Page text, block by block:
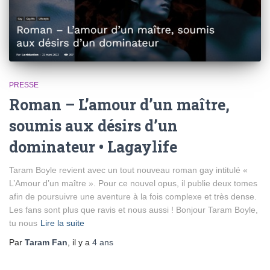
PRESSE
Roman – L’amour d’un maître,
soumis aux désirs d’un
dominateur • Lagaylife
Taram Boyle revient avec un tout nouveau roman gay intitulé «
L’Amour d’un maître ». Pour ce nouvel opus, il publie deux tomes
afin de poursuivre une aventure à la fois complexe et très dense.
Les fans sont plus que ravis et nous aussi ! Bonjour Taram Boyle,
tu nous Lire la suite
Par Taram Fan , il y a 4 ans